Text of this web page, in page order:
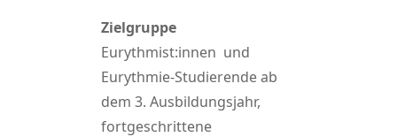
Zielgruppe
Eurythmist:innen und
Eurythmie-Studierende ab
dem 3. Ausbildungsjahr,
fortgeschrittene